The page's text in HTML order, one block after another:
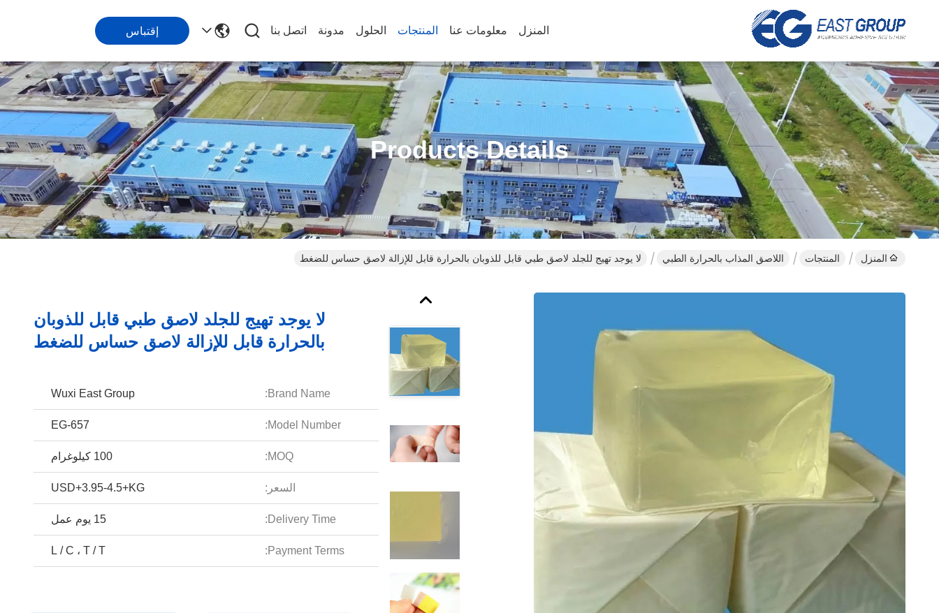
المنزل معلومات عنا المنتجات الحلول مدونة اتصل بنا إقتباس
Products Details
المنزل المنتجات اللاصق المذاب بالحرارة الطبي لا يوجد تهيج للجلد لاصق طبي قابل للذوبان بالحرارة قابل للإزالة لاصق حساس للضغط
لا يوجد تهيج للجلد لاصق طبي قابل للذوبان
بالحرارة قابل للإزالة لاصق حساس للضغط
Brand Name:
Wuxi East Group
Model Number:
EG-657
MOQ: 100 كيلوغرام
السعر: USD+3.95-4.5+KG
Delivery Time: 15 يوم عمل
Payment Terms: L / C ، T / T